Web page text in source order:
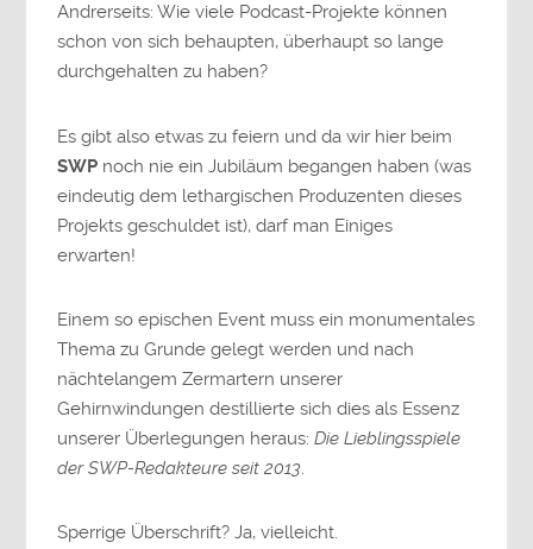
Andrerseits: Wie viele Podcast-Projekte können
schon von sich behaupten, überhaupt so lange
durchgehalten zu haben?
Es gibt also etwas zu feiern und da wir hier beim
SWP noch nie ein Jubiläum begangen haben (was
eindeutig dem lethargischen Produzenten dieses
Projekts geschuldet ist), darf man Einiges
erwarten!
Einem so epischen Event muss ein monumentales
Thema zu Grunde gelegt werden und nach
nächtelangem Zermartern unserer
Gehirnwindungen destillierte sich dies als Essenz
unserer Überlegungen heraus:Die Lieblingsspiele
der SWP-Redakteure seit 2013.
Sperrige Überschrift? Ja, vielleicht.